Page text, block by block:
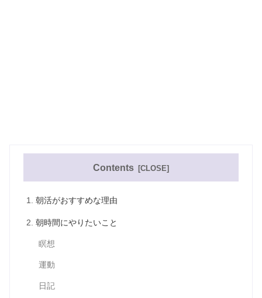
Contents
朝活がおすすめな理由
朝時間にやりたいこと
瞑想
運動
日記